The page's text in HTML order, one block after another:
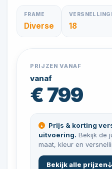
FRAME
Diverse 18
PRIJZEN VANAF
vanaf
€ 799
Prijs & korting
uitvoering. Bekijk de
maat, kleur en
Bekijk alle prijzen